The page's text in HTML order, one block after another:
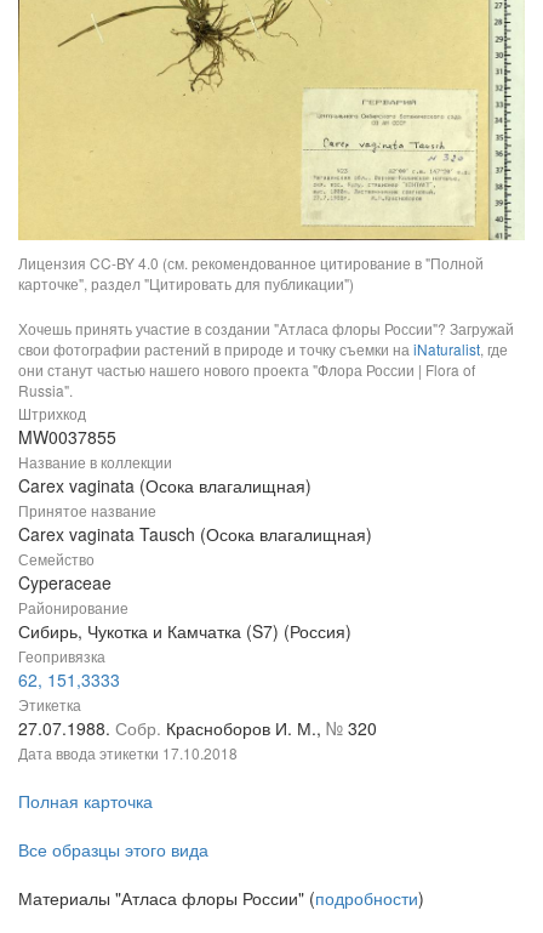
Лицензия CC-BY 4.0 (см. рекомендованное цитирование в "Полной
карточке", раздел "Цитировать для публикации")
Хочешь принять участие в создании "Атласа флоры России"? Загружай
свои фотографии растений в природе и точку съемки наiNaturalist, где
они станут частью нашего нового проекта "Флора России | Flora of
Russia".
Штрихкод
MW0037855
Название в коллекции
Carex vaginata (Осока влагалищная)
Принятое название
Carex vaginata Tausch (Осока влагалищная)
Семейство
Cyperaceae
Районирование
Сибирь, Чукотка и Камчатка (S7) (Россия)
Геопривязка
62, 151,3333
Этикетка
27.07.1988. Собр. Красноборов И. М., № 320
Дата ввода этикетки 17.10.2018
Полная карточка
Все образцы этого вида
Материалы "Атласа флоры России" (подробности)